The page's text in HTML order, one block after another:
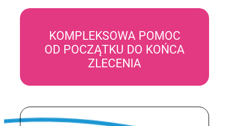
KOMPLEKSOWA POMOC
OD POCZĄTKU DO KOŃCA
ZLECENIA